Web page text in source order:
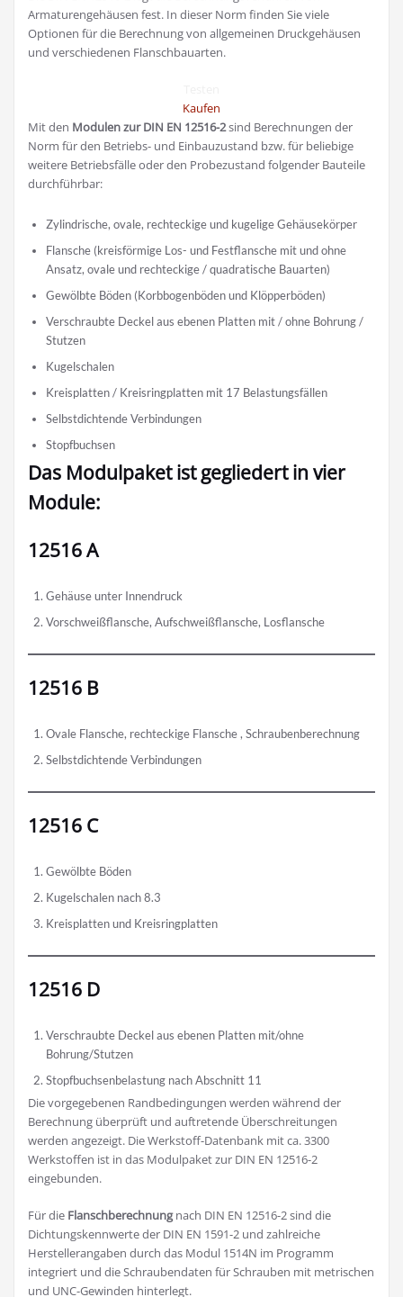
Armaturengehäusen fest. In dieser Norm finden Sie viele
Optionen für die Berechnung von allgemeinen Druckgehäusen
und verschiedenen Flanschbauarten.
Kaufen
Mit den Modulen zur DIN EN 12516-2sind Berechnungen der
Norm für den Betriebs- und Einbauzustand bzw. für beliebige
weitere Betriebsfälle oder den Probezustand folgender Bauteile
durchführbar:
Zylindrische, ovale, rechteckige und kugelige Gehäusekörper
Flansche (kreisförmige Los- und Festflansche mit und ohne
Ansatz, ovale und rechteckige / quadratische Bauarten)
Gewölbte Böden (Korbbogenböden und Klöpperböden)
Verschraubte Deckel aus ebenen Platten mit / ohne Bohrung /
Stutzen
Kugelschalen
Kreisplatten / Kreisringplatten mit 17 Belastungsfällen
Selbstdichtende Verbindungen
Stopfbuchsen
Das Modulpaket ist gegliedert in vier
Module:
12516 A
Gehäuse unter Innendruck
Vorschweißflansche, Aufschweißflansche, Losflansche
12516 B
Ovale Flansche, rechteckige Flansche , Schraubenberechnung
Selbstdichtende Verbindungen
12516 C
Gewölbte Böden
Kugelschalen nach 8.3
Kreisplatten und Kreisringplatten
12516 D
Verschraubte Deckel aus ebenen Platten mit/ohne
Bohrung/Stutzen
Stopfbuchsenbelastung nach Abschnitt 11
Die vorgegebenen Randbedingungen werden während der
Berechnung überprüft und auftretende Überschreitungen
werden angezeigt. Die Werkstoff-Datenbank mit ca. 3300
Werkstoffen ist in das Modulpaket zur DIN EN 12516-2
eingebunden.
Für die Flanschberechnungnach DIN EN 12516-2 sind die
Dichtungskennwerte der DIN EN 1591-2 und zahlreiche
Herstellerangaben durch das Modul 1514N im Programm
integriert und die Schraubendaten für Schrauben mit metrischen
und UNC-Gewinden hinterlegt.